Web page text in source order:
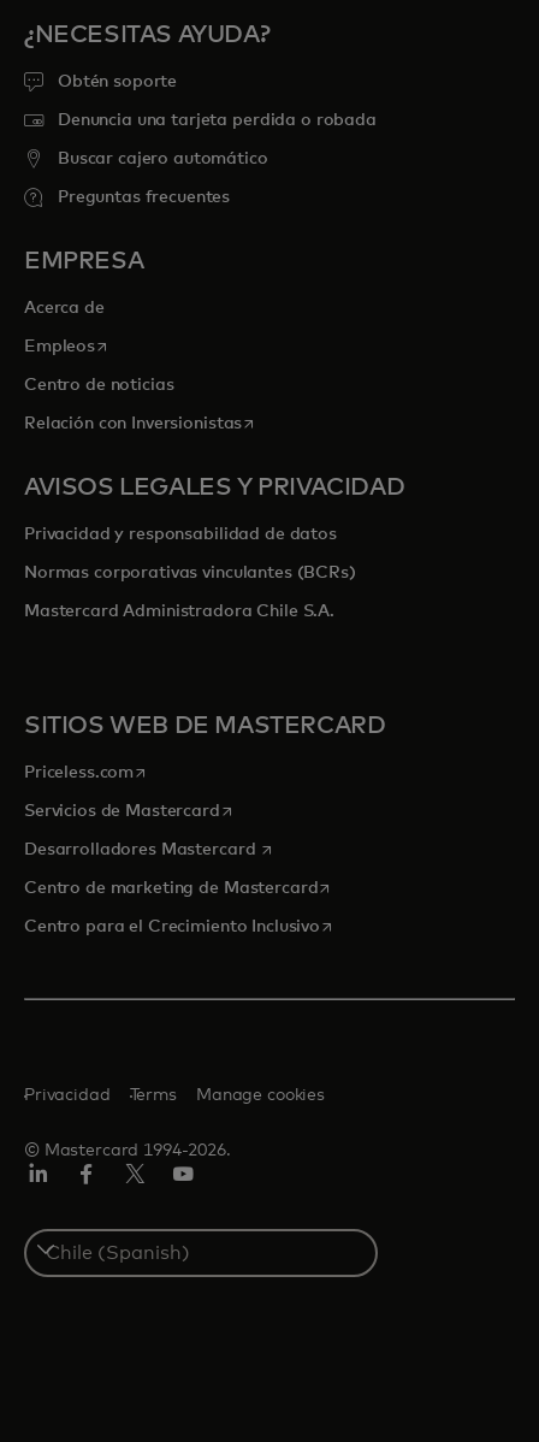
¿NECESITAS AYUDA?
Obtén soporte
Denuncia una tarjeta perdida o robada
Buscar cajero automático
Preguntas frecuentes
EMPRESA
Acerca de
Empleosse abre en una pestaña nueva
Centro de noticias
Relación con Inversionistasse abre en una pestaña nueva
AVISOS LEGALES Y PRIVACIDAD
Privacidad y responsabilidad de datos
Normas corporativas vinculantes (BCRs)
Mastercard Administradora Chile S.A.
SITIOS WEB DE MASTERCARD
Priceless.com se abre en una pestaña nueva
Servicios de Mastercardse abre en una pestaña nueva
Desarrolladores Mastercard se abre en una pestaña nueva
Centro de marketing de Mastercardse abre en una pestaña
Centro para el Crecimiento Inclusivose abre en una pestaña
© Mastercard 1994-2026.
Privacidad Terms Manage cookies
Select
a
country